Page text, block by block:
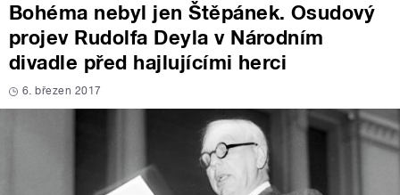
Bohéma nebyl jen Štěpánek. Osudový
projev Rudolfa Deyla v Národním
divadle před hajlujícími herci
6. březen 2017